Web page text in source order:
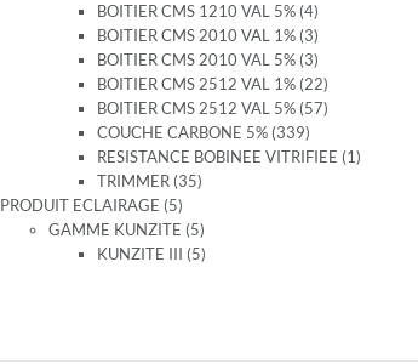
BOITIER CMS 1210 VAL 5% (4)
BOITIER CMS 2010 VAL 1% (3)
BOITIER CMS 2010 VAL 5% (3)
BOITIER CMS 2512 VAL 1% (22)
BOITIER CMS 2512 VAL 5% (57)
COUCHE CARBONE 5% (339)
RESISTANCE BOBINEE VITRIFIEE (1)
TRIMMER (35)
PRODUIT ECLAIRAGE (5)
GAMME KUNZITE (5)
KUNZITE III (5)